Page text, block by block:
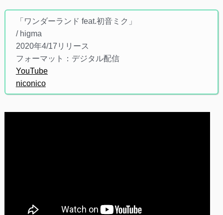
「ワンダーランド feat.初音ミク」
/ higma
2020年4/17リリース
フォーマット：デジタル配信
YouTube
niconico